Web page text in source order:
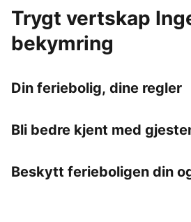
Trygt vertskap
bekymring
Din feriebolig, dine regler
Bli bedre kjent med
Beskytt ferieboligen din